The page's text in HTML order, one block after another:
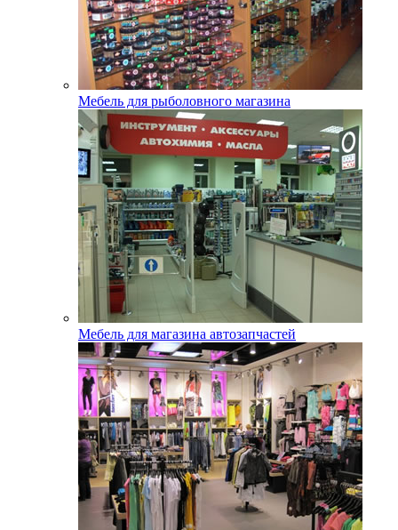
Мебель для рыболовного магазина
Мебель для магазина автозапчастей